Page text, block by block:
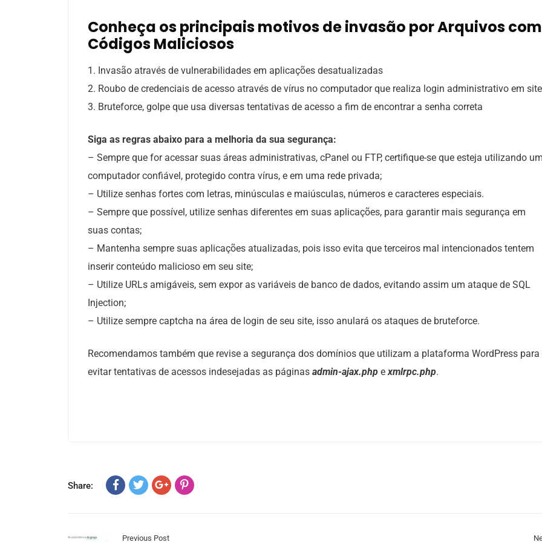
Conheça os principais motivos de invasão por Arquivos com
Códigos Maliciosos
1. Invasão através de vulnerabilidades em aplicações desatualizadas
2. Roubo de credenciais de acesso através de vírus no computador que realiza login administrativo em
3. Bruteforce, golpe que usa diversas tentativas de acesso a fim de encontrar a senha correta
Siga as regras abaixo para a melhoria da sua segurança:
– Sempre que for acessar suas áreas administrativas, cPanel ou FTP, certifique-se que esteja utilizando
computador confiável, protegido contra vírus, e em uma rede privada;
– Utilize senhas fortes com letras, minúsculas e maiúsculas, números e caracteres especiais.
– Sempre que possível, utilize senhas diferentes em suas aplicações, para garantir mais segurança em
suas contas;
– Mantenha sempre suas aplicações atualizadas, pois isso evita que terceiros mal intencionados tentem
inserir conteúdo malicioso em seu site;
– Utilize URLs amigáveis, sem expor as variáveis de banco de dados, evitando assim um ataque de SQL
Injection;
– Utilize sempre captcha na área de login de seu site, isso anulará os ataques de bruteforce.
Recomendamos também que revise a segurança dos domínios que utilizam a plataforma WordPress para
evitar tentativas de acessos indesejadas as páginas admin-ajax.php exmlrpc.php.
Share:
Previous Post